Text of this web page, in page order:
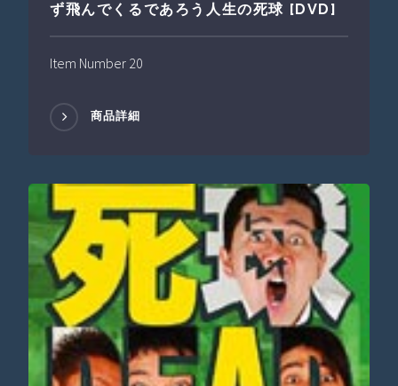
ず飛んでくるであろう人生の死球 [DVD]
Item Number 20
商品詳細